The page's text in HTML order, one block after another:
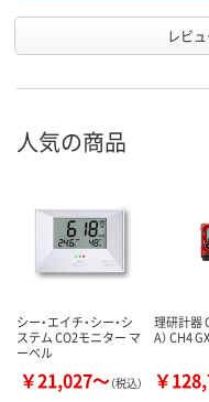
レビ
人気の商品
シー・エイチ・シー・シ
ステム CO2モニター マ
ーベル
￥21,027～（税込）
理研計器
A） CH4
￥